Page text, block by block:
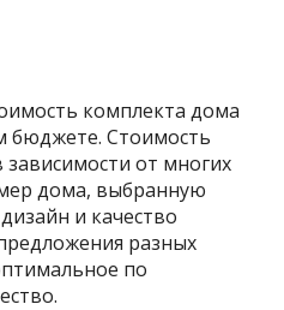
комплекта дома
бюджете. Стоимость
от многих
дома, выбранную
и качество
разных
по